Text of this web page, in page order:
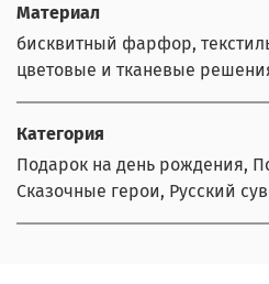
Материал
бисквитный фарфор,
цветовые и тканевые
Категория
Подарок на день рождения,
Сказочные герои, Русский